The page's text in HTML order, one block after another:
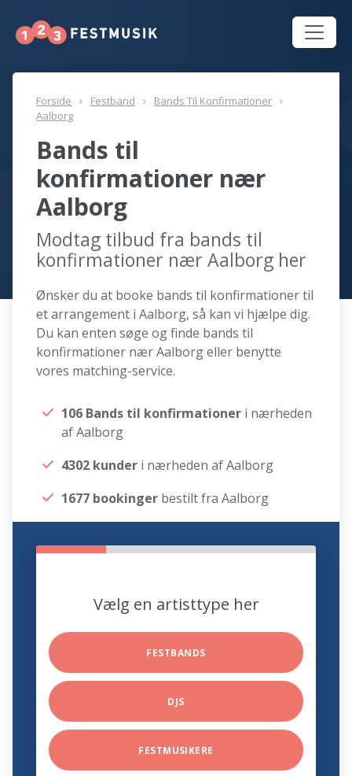
Forside Festband
Bands Til Konfirmationer
Aalborg
Bands til
konfirmationer nær
Aalborg
Modtag tilbud fra bands til
konfirmationer nær Aalborg her
Ønsker du at booke bands til konfirmationer til
et arrangement i Aalborg, så kan vi hjælpe dig.
Du kan enten søge og finde bands til
konfirmationer nær Aalborg eller benytte
vores matching-service.
106 Bands til konfirmationer i nærheden
af Aalborg
4302 kunder i nærheden af Aalborg
1677 bookinger bestilt fra Aalborg
Vælg en artisttype her
FESTBANDS
DJS
FESTMUSIKERE